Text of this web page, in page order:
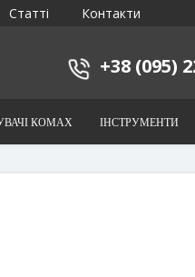
Статті Контакти
+38 (095)
КОМАХ ІНСТРУМЕНТИ